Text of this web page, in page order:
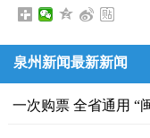
泉州新闻最新新闻
一次购票 全省通用 “